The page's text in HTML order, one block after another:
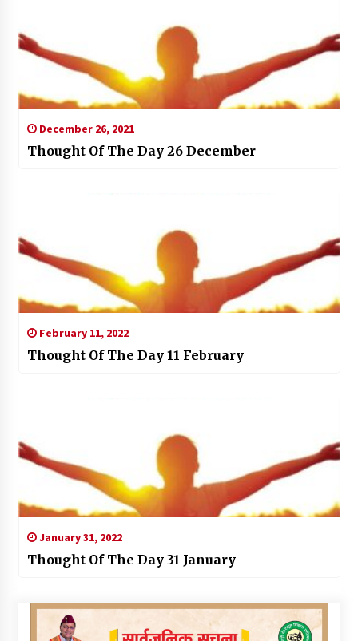
December 26, 2021
Thought Of The Day 26 December
February 11, 2022
Thought Of The Day 11 February
January 31, 2022
Thought Of The Day 31 January